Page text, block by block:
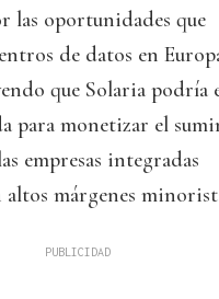
las oportunidades que
de datos en
que Solaria podría
para monetizar el
empresas integradas
márgenes